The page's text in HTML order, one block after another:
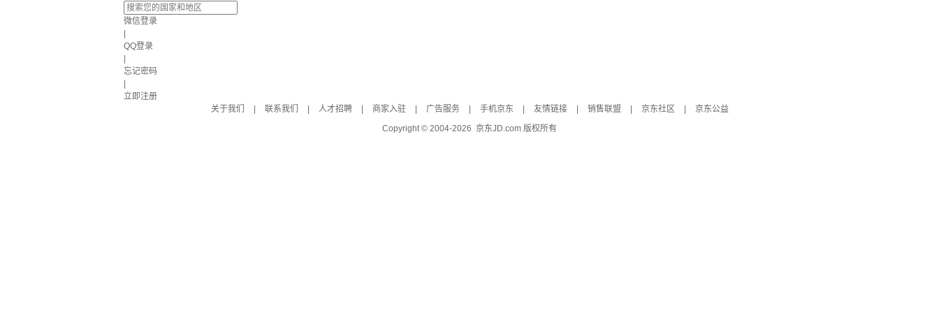
微信登录
QQ登录
忘记密码
立即注册
关于我们
联系我们 人才招聘 商家入驻 广告服务 手机京东 友情链接 销售联盟 京东社区
京东公益
Copyright © 2004-2026 京东JD.com 版权所有